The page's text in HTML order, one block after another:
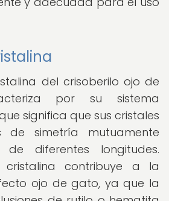
del crisoberilo ojo de
por su sistema
significa que sus cristales
de simetría mutuamente
de diferentes longitudes.
cristalina contribuye a la
ojo de gato, ya que la